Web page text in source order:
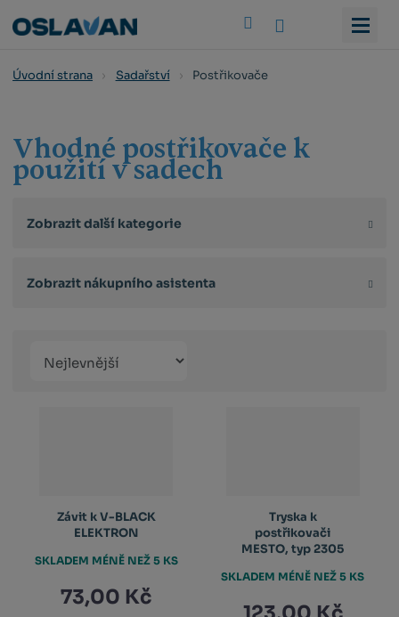
Úvodní strana Sadařství Postřikovače
Vhodné postřikovače k
použití v sadech
Zobrazit další kategorie
Zobrazit nákupního asistenta
produktů
Závit k V-BLACK
ELEKTRON
73,00 Kč
SKLADEM MÉNĚ NEŽ 5 KS
Tryska k
postřikovači
MESTO, typ 2305
SKLADEM MÉNĚ NEŽ 5 KS